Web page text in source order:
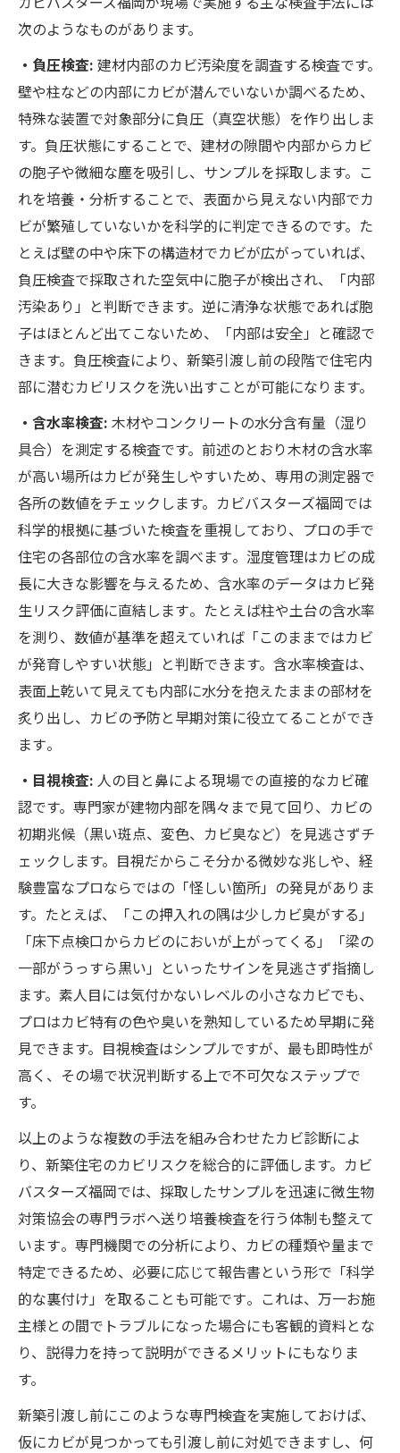
次のようなものがあります。
・負圧検査: 建材内部のカビ汚染度を調査する検査です。
壁や柱などの内部にカビが潜んでいないか調べるため、
特殊な装置で対象部分に負圧（真空状態）を作り出しま
す。負圧状態にすることで、建材の隙間や内部からカビ
の胞子や微細な塵を吸引し、サンプルを採取します。こ
れを培養・分析することで、表面から見えない内部でカ
ビが繁殖していないかを科学的に判定できるのです。た
とえば壁の中や床下の構造材でカビが広がっていれば、
負圧検査で採取された空気中に胞子が検出され、「内部
汚染あり」と判断できます。逆に清浄な状態であれば胞
子はほとんど出てこないため、「内部は安全」と確認で
きます。負圧検査により、新築引渡し前の段階で住宅内
部に潜むカビリスクを洗い出すことが可能になります。
・含水率検査: 木材やコンクリートの水分含有量（湿り
具合）を測定する検査です。前述のとおり木材の含水率
が高い場所はカビが発生しやすいため、専用の測定器で
各所の数値をチェックします。カビバスターズ福岡では
科学的根拠に基づいた検査を重視しており、プロの手で
住宅の各部位の含水率を調べます​。湿度管理はカビの成
長に大きな影響を与えるため、含水率のデータはカビ発
生リスク評価に直結します​。たとえば柱や土台の含水率
を測り、数値が基準を超えていれば「このままではカビ
が発育しやすい状態」と判断できます。含水率検査は、
表面上乾いて見えても内部に水分を抱えたままの部材を
炙り出し、カビの予防と早期対策に役立てることができ
ます​。
・目視検査: 人の目と鼻による現場での直接的なカビ確
認です。専門家が建物内部を隅々まで見て回り、カビの
初期兆候（黒い斑点、変色、カビ臭など）を見逃さずチ
ェックします。目視だからこそ分かる微妙な兆しや、経
験豊富なプロならではの「怪しい箇所」の発見がありま
す。たとえば、「この押入れの隅は少しカビ臭がする」
「床下点検口からカビのにおいが上がってくる」「梁の
一部がうっすら黒い」といったサインを見逃さず指摘し
ます。素人目には気付かないレベルの小さなカビでも、
プロはカビ特有の色や臭いを熟知しているため早期に発
見できます。目視検査はシンプルですが、最も即時性が
高く、その場で状況判断する上で不可欠なステップで
す。
以上のような複数の手法を組み合わせたカビ診断によ
り、新築住宅のカビリスクを総合的に評価します。カビ
バスターズ福岡では、採取したサンプルを迅速に微生物
対策協会の専門ラボへ送り培養検査を行う体制も整えて
います​。専門機関での分析により、カビの種類や量まで
特定できるため、必要に応じて報告書という形で「科学
的な裏付け」を取ることも可能です​。これは、万一お施
主様との間でトラブルになった場合にも客観的資料とな
り、説得力を持って説明ができるメリットにもなりま
す。
新築引渡し前にこのような専門検査を実施しておけば、
仮にカビが見つかっても引渡し前に対処できますし、何